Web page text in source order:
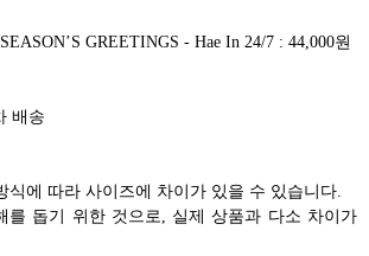
GREETINGS - Hae In 24/7 : 44,000원
배송
식에 따라 사이즈에 차이가 있을 수 있습니다.
를 돕기 위한 것으로, 실제 상품과 다소 차이가